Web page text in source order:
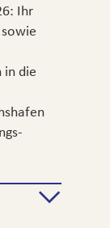
Ihr
in die